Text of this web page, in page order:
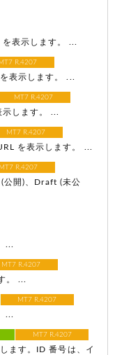
表示します。 ...
R.4207
表示します。 ...
MT7 R.4207
示します。 ...
MT7 R.4207
を表示します。 ...
MT7 R.4207
公開)、Draft (未公
...
MT7 R.4207
。 ...
MT7 R.4207
...
MT7 R.4207
ます。ID 番号は、イ